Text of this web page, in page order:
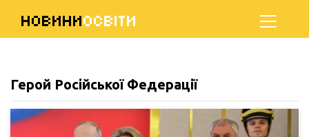
НОВИНИОСВІТИ
Герой Російської Федерації